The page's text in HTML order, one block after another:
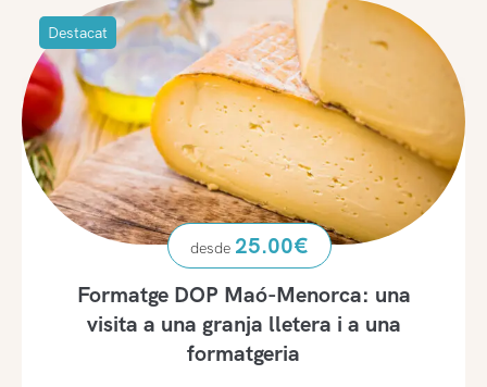
Destacat
Formatge DOP Maó-Menorca: una
visita a una granja lletera i a una
formatgeria
25.00€